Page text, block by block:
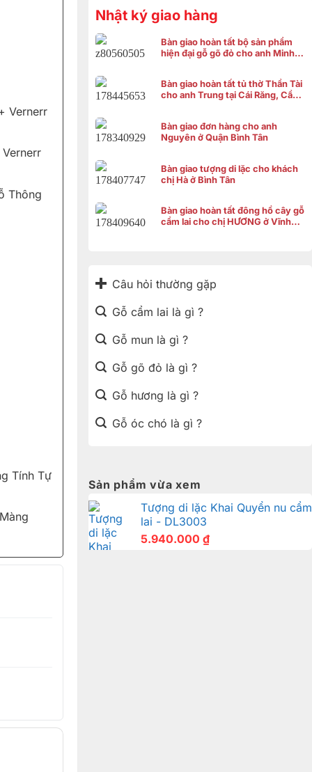
Nhật ký giao hàng
Bàn giao hoàn tất bộ sản phẩm
hiện đại gỗ gõ đỏ cho anh Minh ở
Bàn giao hoàn tất tủ thờ Thần Tài
cho anh Trung tại Cái Răng, Cần
Bàn giao đơn hàng cho anh
Nguyên ở Quận Bình Tân
Bàn giao tượng di lặc cho khách
chị Hà ở Bình Tân
Bàn giao hoàn tất đông hồ cây gỗ
cẩm lai cho chị HƯƠNG ở Vĩnh
Câu hỏi thường gặp
Gỗ cẩm lai là gì ?
Gỗ mun là gì ?
Gỗ gõ đỏ là gì ?
Gỗ hương là gì ?
Gỗ óc chó là gì ?
Sản phẩm vừa xem
Tượng di lặc Khai Quyển nu cẩm
lai - DL3003
5.940.000 ₫
Vernerr
Thông
Tính Tự